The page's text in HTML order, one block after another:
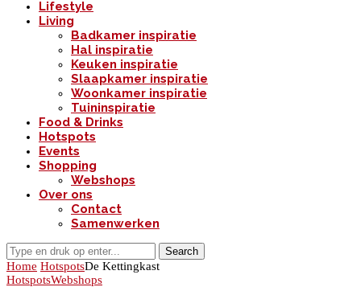
Lifestyle
Living
Badkamer inspiratie
Hal inspiratie
Keuken inspiratie
Slaapkamer inspiratie
Woonkamer inspiratie
Tuininspiratie
Food & Drinks
Hotspots
Events
Shopping
Webshops
Over ons
Contact
Samenwerken
Search
Home HotspotsDe Kettingkast
HotspotsWebshops